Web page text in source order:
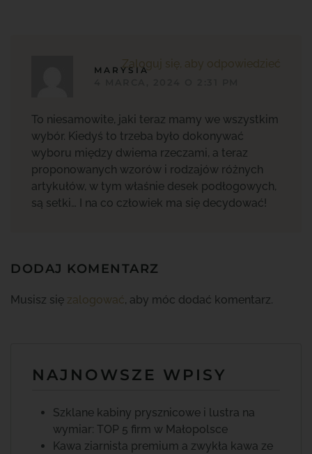
MARYSIAZaloguj się, aby odpowiedzieć
To niesamowite, jaki teraz mamy we wszystkim
wybór. Kiedyś to trzeba było dokonywać
wyboru między dwiema rzeczami, a teraz
proponowanych wzorów i rodzajów różnych
artykułów, w tym właśnie desek podłogowych,
są setki… I na co człowiek ma się decydować!
DODAJ KOMENTARZ
Musisz się zalogować, aby móc dodać komentarz.
NAJNOWSZE WPISY
Szklane kabiny prysznicowe i lustra na
wymiar: TOP 5 firm w Małopolsce
Kawa ziarnista premium a zwykła kawa ze